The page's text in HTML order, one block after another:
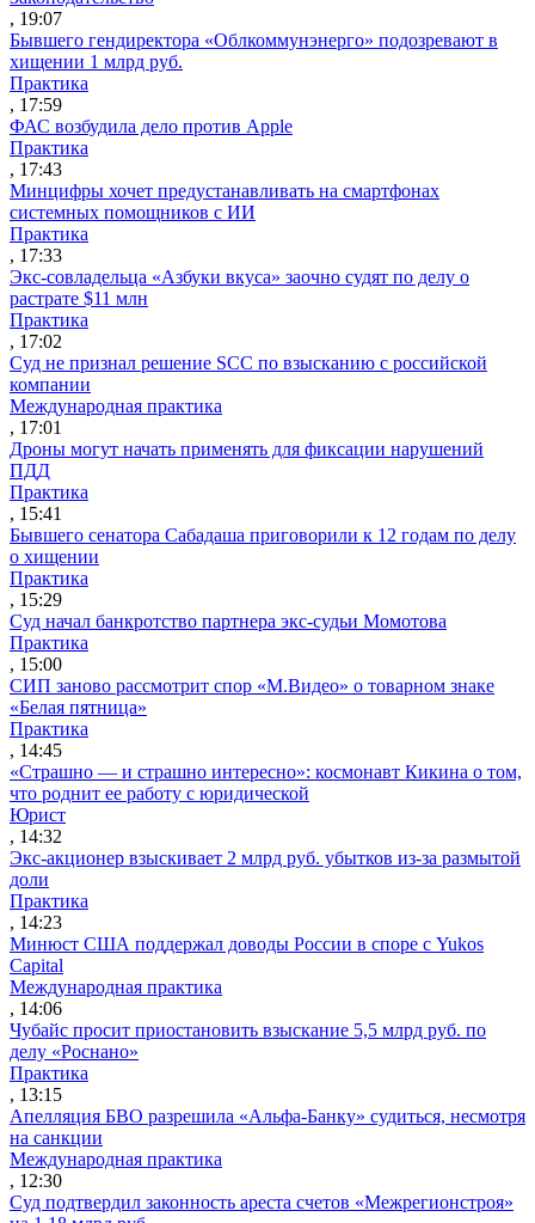
, 19:07
Бывшего гендиректора «Облкоммунэнерго» подозревают в
хищении 1 млрд руб.
Практика
, 17:59
ФАС возбудила дело против Apple
Практика
, 17:43
Минцифры хочет предустанавливать на смартфонах
системных помощников с ИИ
Практика
, 17:33
Экс-совладельца «Азбуки вкуса» заочно судят по делу о
растрате $11 млн
Практика
, 17:02
Суд не признал решение SCC по взысканию с российской
компании
Международная практика
, 17:01
Дроны могут начать применять для фиксации нарушений
ПДД
Практика
, 15:41
Бывшего сенатора Сабадаша приговорили к 12 годам по делу
о хищении
Практика
, 15:29
Суд начал банкротство партнера экс-судьи Момотова
Практика
, 15:00
СИП заново рассмотрит спор «М.Видео» о товарном знаке
«Белая пятница»
Практика
, 14:45
«Страшно — и страшно интересно»: космонавт Кикина о том,
что роднит ее работу с юридической
Юрист
, 14:32
Экс-акционер взыскивает 2 млрд руб. убытков из-за размытой
доли
Практика
, 14:23
Минюст США поддержал доводы России в споре с Yukos
Capital
Международная практика
, 14:06
Чубайс просит приостановить взыскание 5,5 млрд руб. по
делу «Роснано»
Практика
, 13:15
Апелляция БВО разрешила «Альфа-Банку» судиться, несмотря
на санкции
Международная практика
, 12:30
Суд подтвердил законность ареста счетов «Межрегионстроя»